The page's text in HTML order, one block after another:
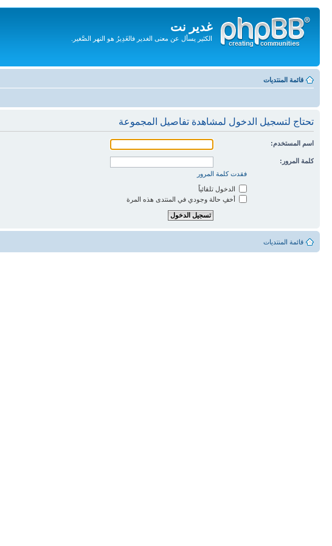
غدير نت
الكثير يسأل عن معنى الغدير فالغَدِيرُ هو النهر الصَّغير.
المحتويات
قائمة المنتديات
تحتاج لتسجيل الدخول لمشاهدة تفاصيل المجموعة
اسم المستخدم:
كلمة المرور:
فقدت كلمة المرور
الدخول تلقائياً
أخفِ حالة وجودي في المنتدى هذه المرة
قائمة المنتديات